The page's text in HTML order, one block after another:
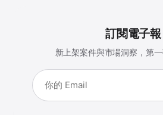
訂閱電子報
新上架案件與市場洞察，第一